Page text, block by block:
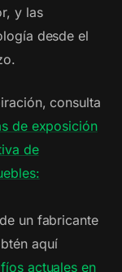
y las
desde el
consulta
de exposición
de
un fabricante
aquí
actuales en